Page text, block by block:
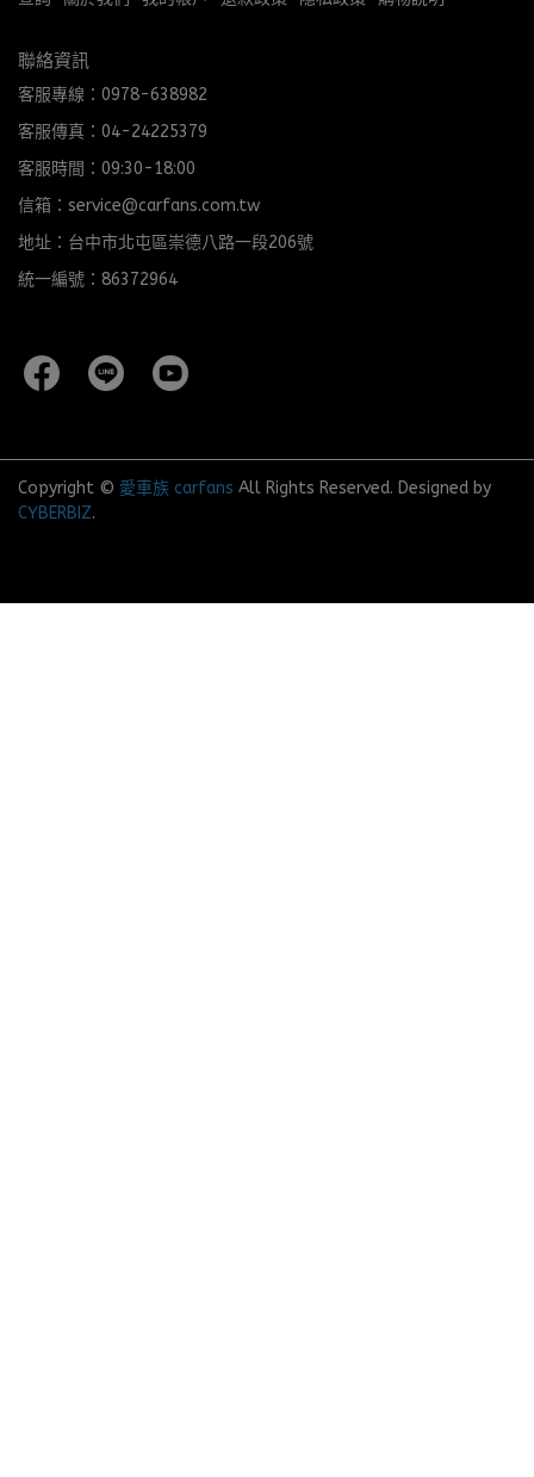
聯絡資訊
客服專線：0978-638982
客服傳真：04-24225379
客服時間：09:30-18:00
信箱：service@carfans.com.tw
地址：台中市北屯區崇德八路一段206號
統一編號：86372964
Copyright © 愛車族 carfans All Rights Reserved. Designed by
CYBERBIZ.